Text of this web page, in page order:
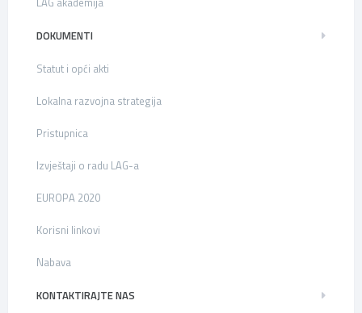
DOKUMENTI
Statut i opći akti
Lokalna razvojna strategija
Pristupnica
Izvještaji o radu LAG-a
EUROPA 2020
Korisni linkovi
Nabava
KONTAKTIRAJTE NAS